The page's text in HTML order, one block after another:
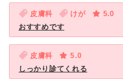
皮膚科 けが
5.0
おすすめです
皮膚科
5.0
しっかり診てくれる